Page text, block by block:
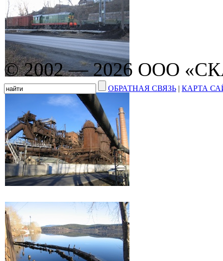
© 2002 — 2026 ООО
ОБРАТНАЯ СВЯЗЬ | КАРТА